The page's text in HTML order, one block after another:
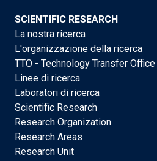
SCIENTIFIC RESEARCH
La nostra ricerca
L'organizzazione della ricerca
TTO - Technology Transfer Office
Linee di ricerca
Laboratori di ricerca
Scientific Research
Research Organization
Research Areas
Research Unit